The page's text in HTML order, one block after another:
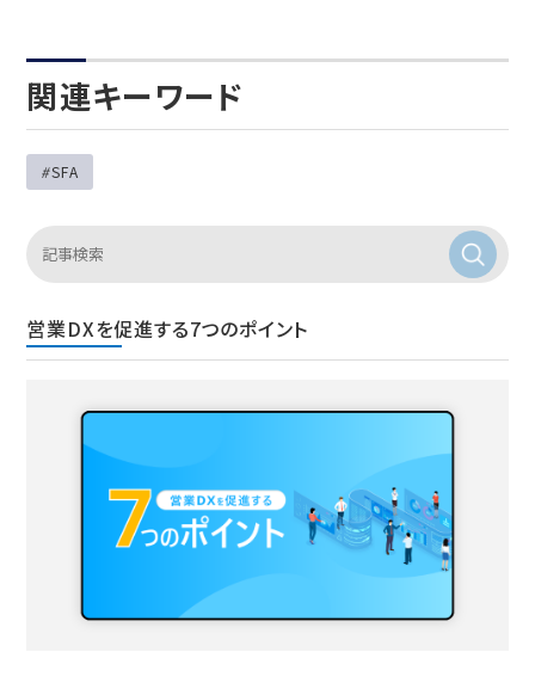
関連キーワード
SFA
営業DXを促進する7つのポイント